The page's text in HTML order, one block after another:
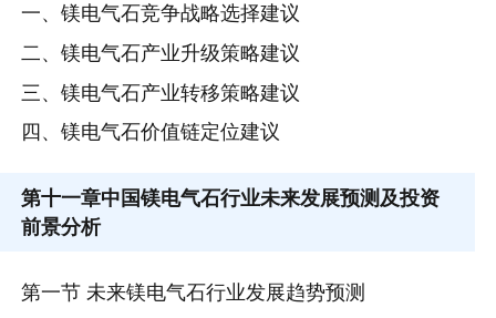
一、镁电气石竞争战略选择建议
二、镁电气石产业升级策略建议
三、镁电气石产业转移策略建议
四、镁电气石价值链定位建议
第十一章中国镁电气石行业未来发展预测及投资
前景分析
第一节 未来镁电气石行业发展趋势预测